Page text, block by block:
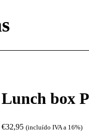
Lunch box
€32,95 (incluído IVA a 16%)